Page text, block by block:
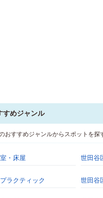
すめジャンル
おすすめジャンルからスポットを探
・床屋 世田谷
ラクティック 世田谷